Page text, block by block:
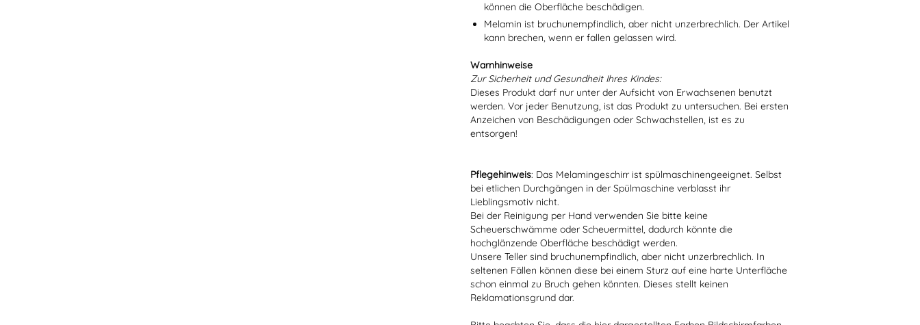
können die Oberfläche beschädigen.
Melamin ist bruchunempfindlich, aber nicht unzerbrechlich. Der Artikel
kann brechen, wenn er fallen gelassen wird.
Warnhinweise
Zur Sicherheit und Gesundheit Ihres Kindes:
Dieses Produkt darf nur unter der Aufsicht von Erwachsenen benutzt
werden. Vor jeder Benutzung, ist das Produkt zu untersuchen. Bei ersten
Anzeichen von Beschädigungen oder Schwachstellen, ist es zu
entsorgen!
Pflegehinweis: Das Melamingeschirr ist spülmaschinengeeignet. Selbst
bei etlichen Durchgängen in der Spülmaschine verblasst ihr
Lieblingsmotiv nicht.
Bei der Reinigung per Hand verwenden Sie bitte keine
Scheuerschwämme oder Scheuermittel, dadurch könnte die
hochglänzende Oberfläche beschädigt werden.
Unsere Teller sind bruchunempfindlich, aber nicht unzerbrechlich. In
seltenen Fällen können diese bei einem Sturz auf eine harte Unterfläche
schon einmal zu Bruch gehen könnten. Dieses stellt keinen
Reklamationsgrund dar.